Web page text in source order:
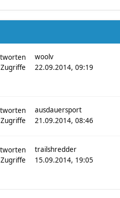
Zugriffe
woolv
22.09.2014, 09:19
Zugriffe
ausdauersport
21.09.2014, 08:46
Zugriffe
trailshredder
15.09.2014, 19:05